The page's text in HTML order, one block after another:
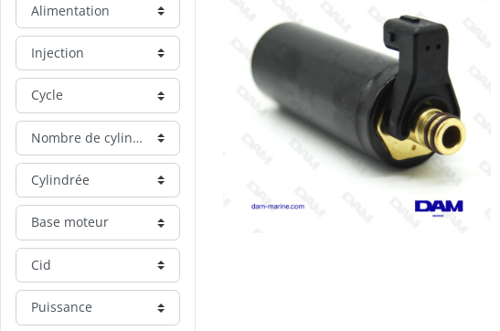
Alimentation
Injection
Cycle
Nombre de cylindre
Cylindrée
Base moteur
Cid
Puissance